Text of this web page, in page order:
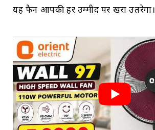
यह फैन आपकी हर उम्मीद पर खरा उतरेगा।